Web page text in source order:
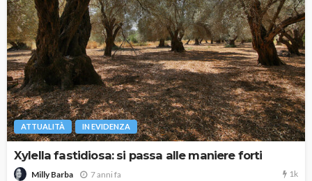
ATTUALITÀ IN EVIDENZA
Xylella fastidiosa: si passa alle maniere forti
Milly Barba 7 anni fa 1k